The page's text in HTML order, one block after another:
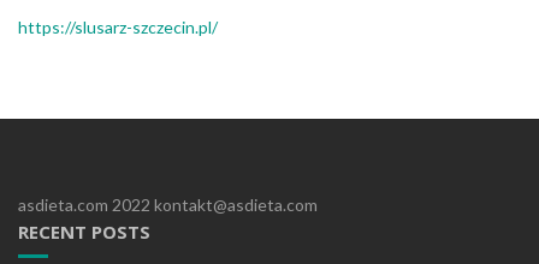
https://slusarz-szczecin.pl/
asdieta.com 2022 kontakt@asdieta.com
RECENT POSTS